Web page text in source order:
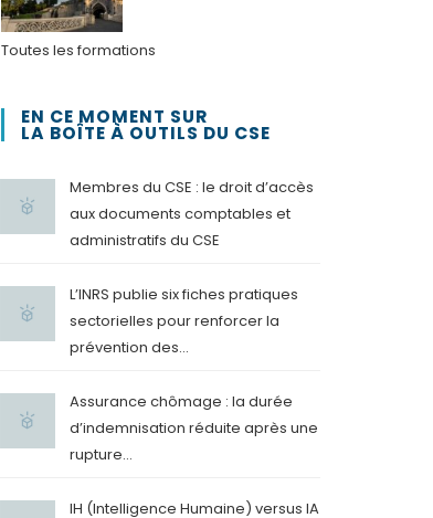
Toutes les formations
EN CE MOMENT SUR
LA BOÎTE À OUTILS DU CSE
Membres du CSE : le droit d’accès
aux documents comptables et
administratifs du CSE
L’INRS publie six fiches pratiques
sectorielles pour renforcer la
prévention des...
Assurance chômage : la durée
d’indemnisation réduite après une
rupture...
IH (Intelligence Humaine) versus IA